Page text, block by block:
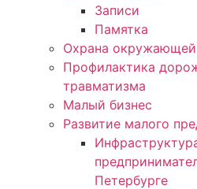
Записи
Памятка
Охрана
Профилактика
травматизма
Малый бизнес
Развитие малого
Петербурге